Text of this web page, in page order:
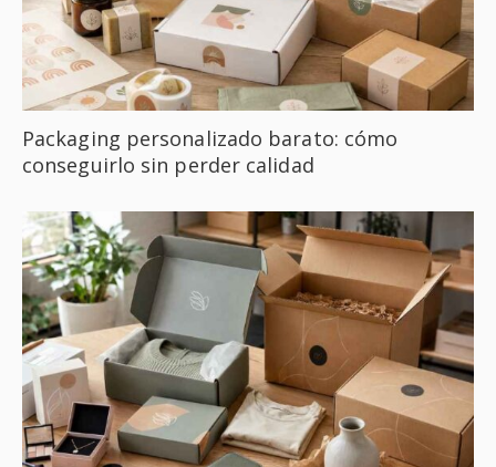
Packaging personalizado barato: cómo
conseguirlo sin perder calidad